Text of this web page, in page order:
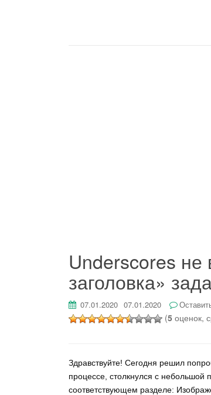
Underscores
заголовка»
07.01.2020 07.01.2020
(5 оценок,
Здравствуйте! Сегодня решил
процессе, столкнулся с небольшой
соответствующем разделе: